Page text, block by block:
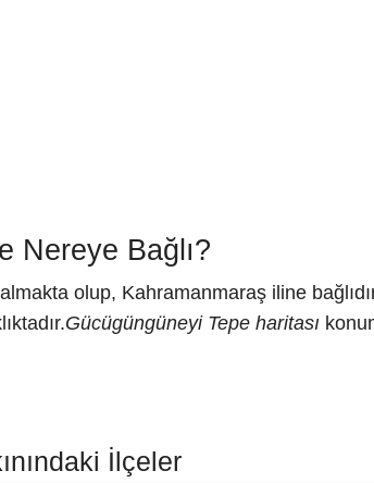
Nereye Bağlı?
olup, Kahramanmaraş iline
Gücügüngüneyi Tepe haritası
İlçeler